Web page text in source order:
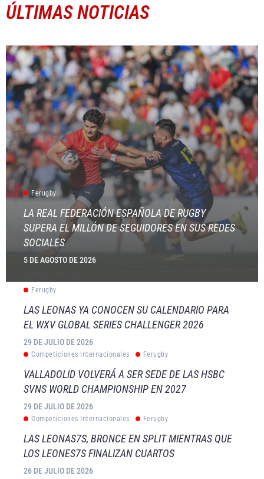
ÚLTIMAS NOTICIAS
Ferugby
LA REAL FEDERACIÓN ESPAÑOLA DE RUGBY
SUPERA EL MILLÓN DE SEGUIDORES EN SUS REDES
SOCIALES
5 DE AGOSTO DE 2026
Ferugby
LAS LEONAS YA CONOCEN SU CALENDARIO PARA
EL WXV GLOBAL SERIES CHALLENGER 2026
29 DE JULIO DE 2026
Competiciones Internacionales Ferugby
VALLADOLID VOLVERÁ A SER SEDE DE LAS HSBC
SVNS WORLD CHAMPIONSHIP EN 2027
29 DE JULIO DE 2026
Competiciones Internacionales Ferugby
LAS LEONAS7S, BRONCE EN SPLIT MIENTRAS QUE
LOS LEONES7S FINALIZAN CUARTOS
26 DE JULIO DE 2026